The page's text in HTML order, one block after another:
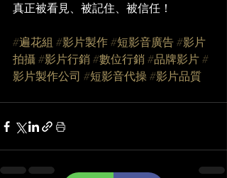
真正被看見、被記住、被信任！
#遍花組 #影片製作 #短影音廣告 #影片
拍攝 #影片行銷 #數位行銷 #品牌影片 #
影片製作公司 #短影音代操 #影片品質